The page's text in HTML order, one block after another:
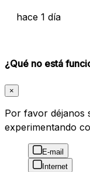
hace 1 día
¿Qué no está
×
Por favor déjanos
experimentando
E-mail
Internet